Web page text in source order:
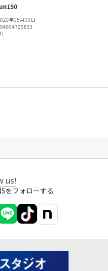
年05月09日
us!
をフォローする